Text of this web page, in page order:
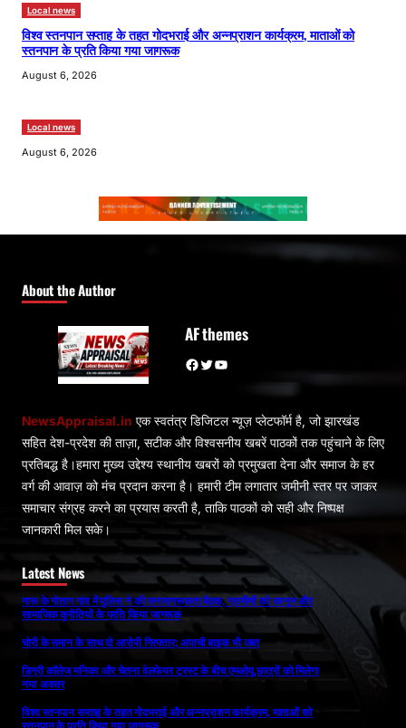
Local news
विश्व स्तनपान सप्ताह के तहत गोदभराई और अन्नप्राशन कार्यक्रम, माताओं को
स्तनपान के प्रति किया गया जागरूक
August 6, 2026
Local news
August 6, 2026
About the Author
AF themes
Facebook Twitter YouTube
NewsAppraisal.in एक स्वतंत्र डिजिटल न्यूज़ प्लेटफॉर्म है, जो झारखंड
सहित देश-प्रदेश की ताज़ा, सटीक और विश्वसनीय खबरें पाठकों तक पहुंचाने के लिए
प्रतिबद्ध है।हमारा मुख्य उद्देश्य स्थानीय खबरों को प्रमुखता देना और समाज के हर
वर्ग की आवाज़ को मंच प्रदान करना है। हमारी टीम लगातार जमीनी स्तर पर जाकर
समाचार संग्रह करने का प्रयास करती है, ताकि पाठकों को सही और निष्पक्ष
जानकारी मिल सके।
Latest News
गारू के गोताग गांव में पुलिस ने की जनजागरूकता बैठक, ग्रामीणों को कानून और
सामाजिक कुरीतियों के प्रति किया जागरूक
चोरी के समान के साथ दो आरोपी गिरफ्तार; अपाची बाइक भी जब्त
डिग्री कॉलेज मनिका और चेतना वेलफेयर ट्रस्ट के बीच एमओयू,छात्रों को मिलेगा
नया अवसर
विश्व स्तनपान सप्ताह के तहत गोदभराई और अन्नप्राशन कार्यक्रम, माताओं को
स्तनपान के प्रति किया गया जागरूक